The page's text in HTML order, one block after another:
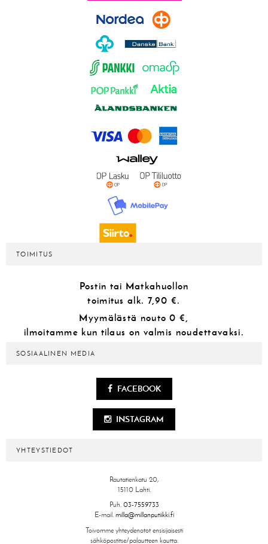
TOIMITUS
Postin tai Matkahuollon
toimitus alk. 7,90 €.
Myymälästä nouto 0 €,
ilmoitamme kun tilaus on valmis noudettavaksi.
SOSIAALINEN MEDIA
FACEBOOK
INSTAGRAM
YHTEYSTIEDOT
Rautatienkatu 20,
15110 Lahti.
Puh. 03-7559733
E-mail. milla@millanputiikki.fi
Toivomme yhteydenotot ensisijaisesti
sähköpostitse/palautteen kautta.